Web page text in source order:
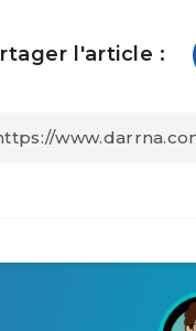
l'article :